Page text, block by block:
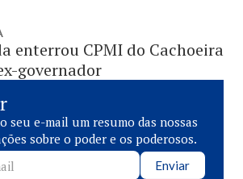
enterrou CPMI do Cachoeira
governador
seu e-mail um resumo das nossas
sobre o poder e os poderosos.
Enviar